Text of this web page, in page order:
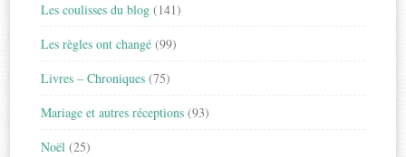
Les coulisses du blog (141)
Les règles ont changé (99)
Livres – Chroniques (75)
Mariage et autres réceptions (93)
Noël (25)